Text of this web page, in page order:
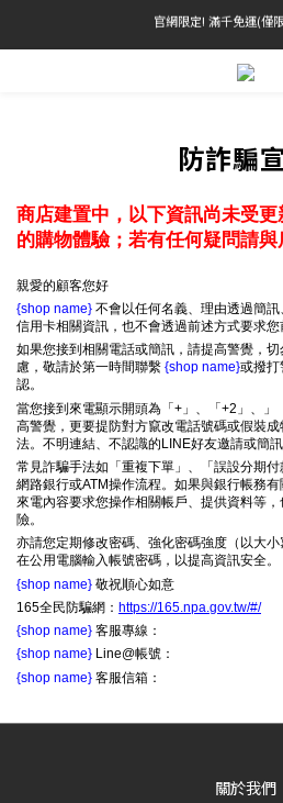
官網限定! 滿千免運(僅
官網限定! 滿千免運(僅
滿3000現折200(不累折) 滿
官網限定! 滿千免運(僅
防詐騙
商店建置中，以下資訊尚未受
的購物體驗；若有任何疑問請與
親愛的顧客您好
{shop name} 不會以任何名義、理由透過簡訊
信用卡相關資訊，也不會透過前述方式要求您
如果您接到相關電話或簡訊，請提高警覺，
慮，敬請於第一時間聯繫 {shop name}或撥打
認。
當您接到來電顯示開頭為「+」、「+2」、」
高警覺，更要提防對方竄改電話號碼或假裝
法。不明連結、不認識的LINE好友邀請或簡訊
常見詐騙手法如「重複下單」、「誤設分期
網路銀行或ATM操作流程。如果與銀行帳務
來電內容要求您操作相關帳戶、提供資料等
險。
亦請您定期修改密碼、強化密碼強度（以大
在公用電腦輸入帳號密碼，以提高資訊安全。
{shop name} 敬祝順心如意
165全民防騙網： https://165.npa.gov.tw/#/
{shop name} 客服專線：
{shop name} Line@帳號：
{shop name} 客服信箱：
關於我們